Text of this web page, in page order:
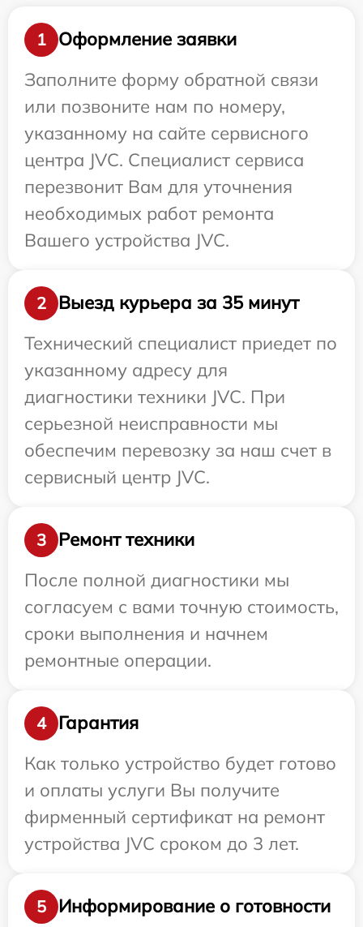
1
Оформление заявки
Заполните форму обратной связи
или позвоните нам по номеру,
указанному на сайте сервисного
центра JVC. Специалист сервиса
перезвонит Вам для уточнения
необходимых работ ремонта
Вашего устройства JVC.
2
Выезд курьера за 35 минут
Технический специалист приедет по
указанному адресу для
диагностики техники JVC. При
серьезной неисправности мы
обеспечим перевозку за наш счет в
сервисный центр JVC.
3
Ремонт техники
После полной диагностики мы
согласуем с вами точную стоимость,
сроки выполнения и начнем
ремонтные операции.
4
Гарантия
Как только устройство будет готово
и оплаты услуги Вы получите
фирменный сертификат на ремонт
устройства JVC сроком до 3 лет.
5
Информирование о готовности